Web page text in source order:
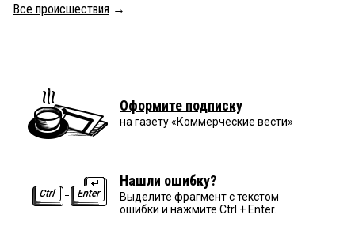
Все происшествия →
Оформите подписку
на газету «Коммерческие вести»
Нашли ошибку?
Выделите фрагмент с текстом
ошибки и нажмите Ctrl + Enter.